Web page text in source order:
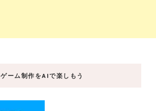
ゲーム制作をAIで楽しもう